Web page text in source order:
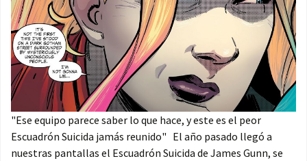
"Ese equipo parece saber lo que hace, y este es el peor
Escuadrón Suicida jamás reunido" El año pasado llegó a
nuestras pantallas el Escuadrón Suicida de James Gunn, se